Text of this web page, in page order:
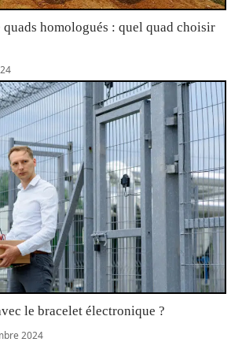
quads homologués : quel quad choisir
le bracelet électronique ?
2024